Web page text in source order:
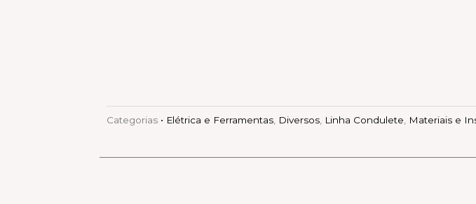
Categorias • Elétrica e Ferramentas Diversos Linha Condulete Materiais e